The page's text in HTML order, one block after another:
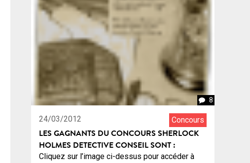
8
24/03/2012 Concours
LES GAGNANTS DU CONCOURS SHERLOCK
HOLMES DETECTIVE CONSEIL SONT :
Cliquez sur l’image ci-dessus pour accéder à